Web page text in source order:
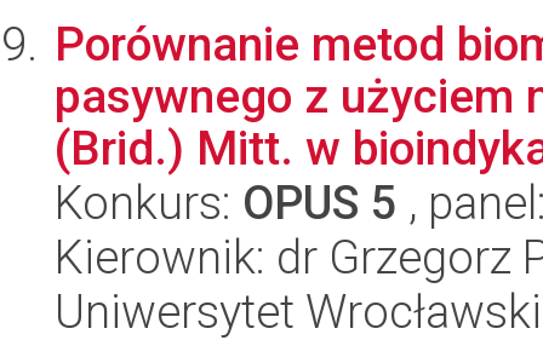
Porównanie metod
pasywnego z użyciem
(Brid.) Mitt. w
Konkurs: OPUS 5 ,
Kierownik: dr Grzegorz
Uniwersytet